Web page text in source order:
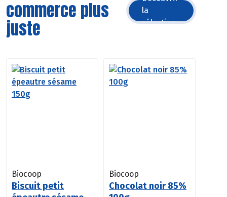
commerce plus
juste
la
sélection
Biocoop
Biscuit petit
Biocoop
Chocolat noir 85%